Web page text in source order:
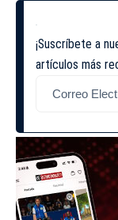
¡Suscríbete a
artículos más